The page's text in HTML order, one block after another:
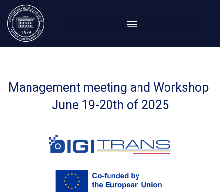
Перейти
содержимому
Management meeting and Workshop
June 19-20th of 2025